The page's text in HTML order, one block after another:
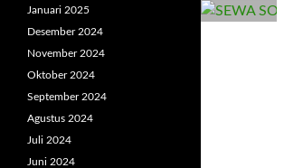
Januari 2025
Desember 2024
November 2024
Oktober 2024
September 2024
Agustus 2024
Juli 2024
Juni 2024